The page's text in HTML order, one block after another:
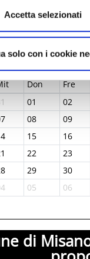
Accetta selezionati
solo con i cookie
TAGE
Don Fre
01 02
08 09
15 16
22 23
29 30
05 06
di